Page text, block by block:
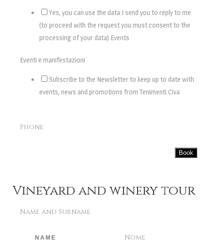
Yes, you can use the data I send you to reply to me
(to proceed with the request you must consent to the
processing of your data) Events
Eventi e manifestazioni
Subscribe to the Newsletter to keep up to date with
events, news and promotions from Tenimenti Civa
Phone
Book
Vineyard and winery tour
Name and Surname
Nome